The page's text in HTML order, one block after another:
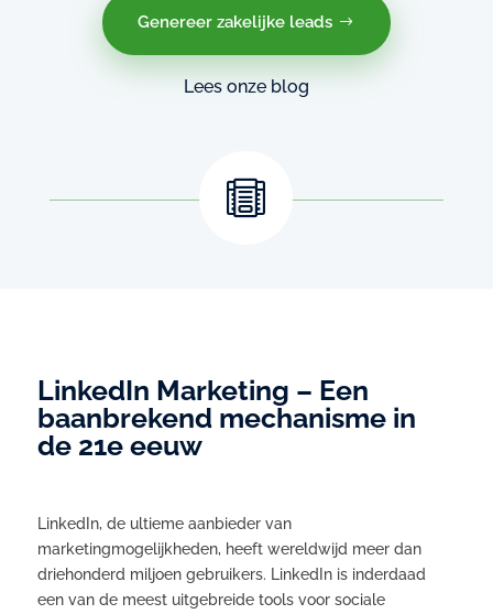
Genereer zakelijke leads
Lees onze blog

LinkedIn Marketing – Een
baanbrekend mechanisme in
de 21e eeuw
LinkedIn, de ultieme aanbieder van
marketingmogelijkheden, heeft wereldwijd meer dan
driehonderd miljoen gebruikers. LinkedIn is inderdaad
een van de meest uitgebreide tools voor sociale